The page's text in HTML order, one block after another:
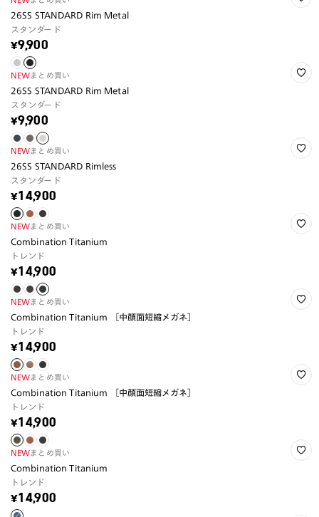
26SS STANDARD Rim Metal
スタンダード
¥9,900
NEWまとめ買い
26SS STANDARD Rim Metal
スタンダード
¥9,900
NEWまとめ買い
26SS STANDARD Rimless
スタンダード
¥14,900
NEWまとめ買い
Combination Titanium
トレンド
¥14,900
NEWまとめ買い
Combination Titanium ［中顔面短縮メガネ］
トレンド
¥14,900
NEWまとめ買い
Combination Titanium ［中顔面短縮メガネ］
トレンド
¥14,900
NEWまとめ買い
Combination Titanium
トレンド
¥14,900